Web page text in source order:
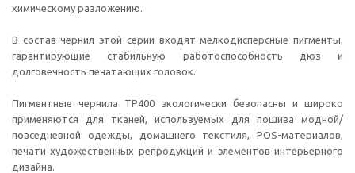
химическому разложению.
В состав чернил этой серии входят мелкодисперсные пигменты,
гарантирующие стабильную работоспособность дюз и
долговечность печатающих головок.
Пигментные чернила TP400 экологически безопасны и широко
применяются для тканей, используемых для пошива модной/
повседневной одежды, домашнего текстиля, POS-материалов,
печати художественных репродукций и элементов интерьерного
дизайна.